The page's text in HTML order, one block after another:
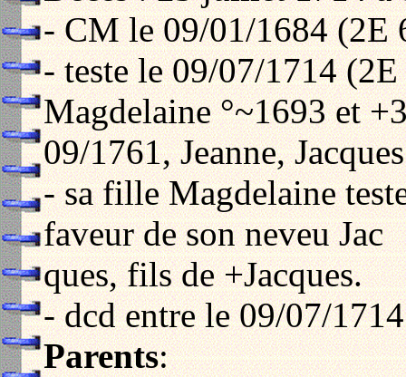
- CM le 09/01/1684 (2E
- teste le 09/07/1714
Magdelaine °~1693 et
09/1761, Jeanne,
- sa fille Magdelaine
faveur de son neveu Jac
ques, fils de +Jacques.
- dcd entre le 09/07/
Parents: